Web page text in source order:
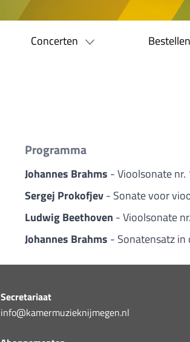
Concerten Bestellen
Programma
Johannes Brahms - Vioolsonate nr.
Sergej Prokofjev- Sonate voor
Ludwig Beethoven - Vioolsonate
Johannes Brahms - Sonatensatz in
Secretariaat
info@kamermuzieknijmegen.nl